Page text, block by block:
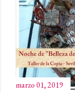
marzo 01, 2019